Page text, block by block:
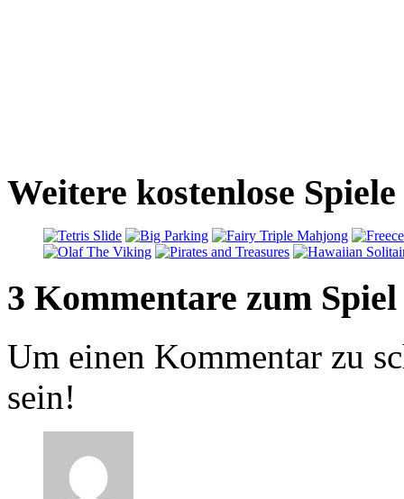
Weitere kostenlose
3 Kommentare zum Spiel
Um einen Kommentar zu
sein!